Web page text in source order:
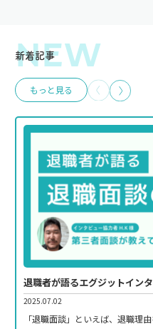
新着記事
NEW
もっと見る
退職者が語るエグジットイン
2025.07.02
「退職面談」といえば、退職理